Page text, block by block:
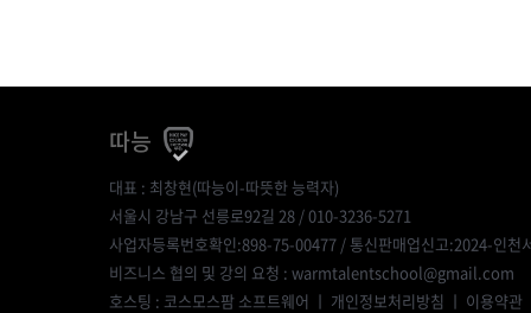
따능
대표 : 최창현(따능이-따뜻한 능력자)
서울시 강남구 선릉로92길 28 / 010-3236-5271
사업자등록번호확인:898-75-00477 / 통신판매업신고:2024-인천
비즈니스 협의 및 강의 요청 : warmtalentschool@gmail.com
호스팅 : 코스모스팜 소프트웨어 ㅣ 개인정보처리방침 ㅣ 이용약관